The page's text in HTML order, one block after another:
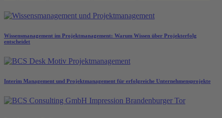
Wissensmanagement im Projektmanagement: Warum Wissen über Projekterfolg
entscheidet
Interim Management und Projektmanagement für erfolgreiche Unternehmensprojekte